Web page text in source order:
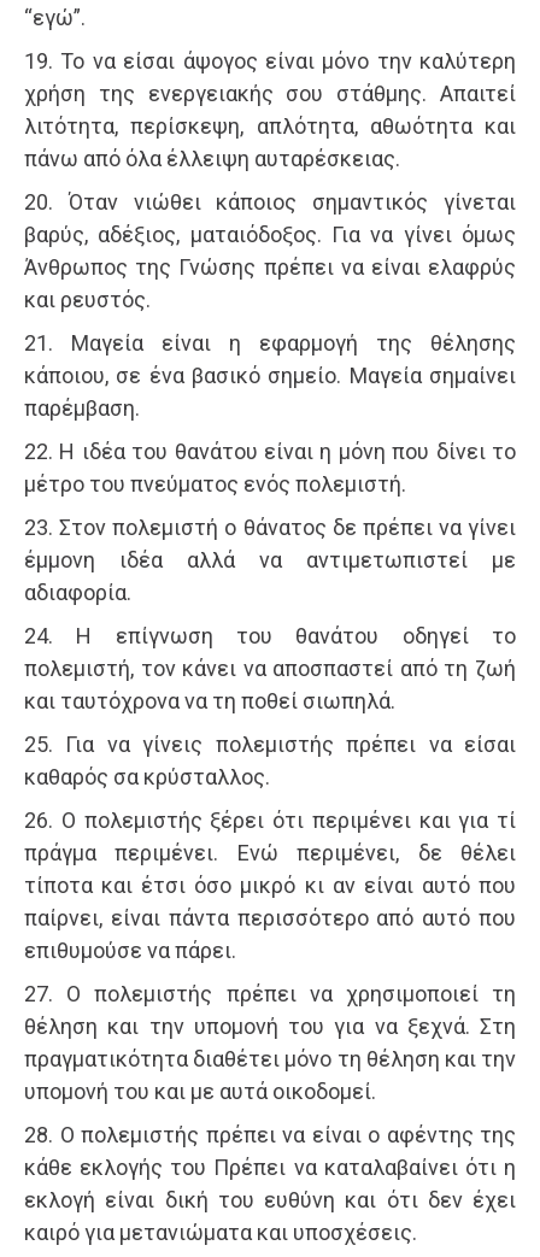
“εγώ”.
19. Το να είσαι άψογος είναι μόνο την καλύτερη
χρήση της ενεργειακής σου στάθμης. Απαιτεί
λιτότητα, περίσκεψη, απλότητα, αθωότητα και
πάνω από όλα έλλειψη αυταρέσκειας.
20. Όταν νιώθει κάποιος σημαντικός γίνεται
βαρύς, αδέξιος, ματαιόδοξος. Για να γίνει όμως
Άνθρωπος της Γνώσης πρέπει να είναι ελαφρύς
και ρευστός.
21. Μαγεία είναι η εφαρμογή της θέλησης
κάποιου, σε ένα βασικό σημείο. Μαγεία σημαίνει
παρέμβαση.
22. Η ιδέα του θανάτου είναι η μόνη που δίνει το
μέτρο του πνεύματος ενός πολεμιστή.
23. Στον πολεμιστή ο θάνατος δε πρέπει να γίνει
έμμονη ιδέα αλλά να αντιμετωπιστεί με
αδιαφορία.
24. Η επίγνωση του θανάτου οδηγεί το
πολεμιστή, τον κάνει να αποσπαστεί από τη ζωή
και ταυτόχρονα να τη ποθεί σιωπηλά.
25. Για να γίνεις πολεμιστής πρέπει να είσαι
καθαρός σα κρύσταλλος.
26. Ο πολεμιστής ξέρει ότι περιμένει και για τί
πράγμα περιμένει. Ενώ περιμένει, δε θέλει
τίποτα και έτσι όσο μικρό κι αν είναι αυτό που
παίρνει, είναι πάντα περισσότερο από αυτό που
επιθυμούσε να πάρει.
27. Ο πολεμιστής πρέπει να χρησιμοποιεί τη
θέληση και την υπομονή του για να ξεχνά. Στη
πραγματικότητα διαθέτει μόνο τη θέληση και την
υπομονή του και με αυτά οικοδομεί.
28. Ο πολεμιστής πρέπει να είναι ο αφέντης της
κάθε εκλογής του Πρέπει να καταλαβαίνει ότι η
εκλογή είναι δική του ευθύνη και ότι δεν έχει
καιρό για μετανιώματα και υποσχέσεις.